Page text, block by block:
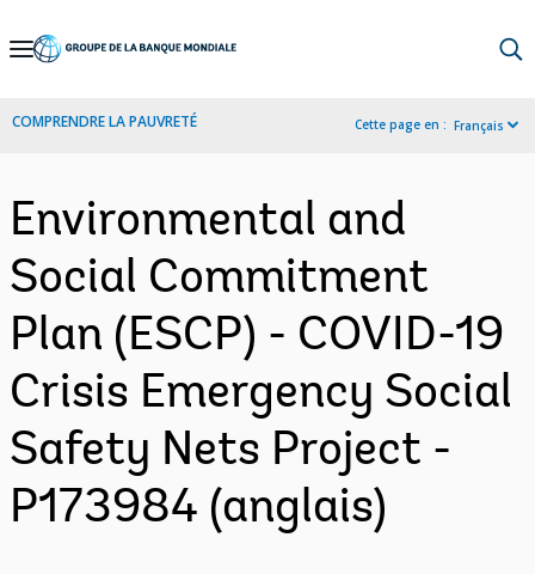
Skip
Navigation
COMPRENDRE LA PAUVRETÉ Cette page en : Français
Environmental and
Social Commitment
Plan (ESCP) - COVID-19
Crisis Emergency Social
Safety Nets Project -
P173984 (anglais)